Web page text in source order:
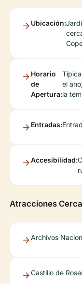
Ubicación:
Horario
de
Apertura:
el
la
Entradas:
Accesibilidad:
Atracciones
Archivos
Castillo de